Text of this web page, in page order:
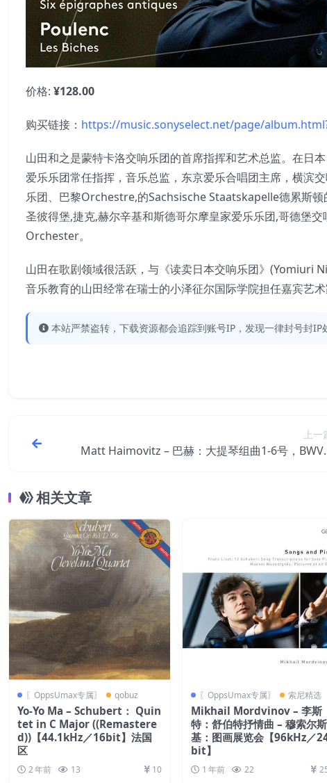
价格: ¥128.00
购买链接： https://music.sonyselect.net/page/
山田和之是蒙特卡洛交响乐团的首席指挥和艺术总监。在日
爱乐乐团常任指挥，音乐总监，东京爱乐合唱团主席，横滨
乐团、巴黎Orchestre,的Sachsische Staatskapelle德累斯
圣彼得堡,捷克,赫尔辛基和斯德哥尔摩皇家爱乐乐团,哥德堡
Orchester。
山田在歌剧领域很活跃，与《读卖日本交响乐团》
音乐教育的山田经常在瑞士的小泽征尔国际学院担任嘉宾艺术
本站严禁盗转，下载资源都会追踪到账号IP，发现一律封号封
上一
Matt Haimovitz – 巴赫：大提琴组曲1-6号，BWV
相关文章
〖OppsUmax专属〗 qobuz
Yo-Yo Ma – Schubert： Quin
tet in C Major ((Remastere
d))【44.1kHz／16bit】法国
区
2 年前 13 10
〖OppsUmax专属〗 索尼精选
Mikhail Mordvinov – 李斯
特：舒伯特抒情曲 – 穆索尔斯
基：图画展览会【96kHz／
bit】
1 年前 22